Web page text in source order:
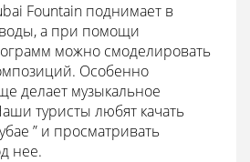
Fountain поднимает в
а при помощи
можно смоделировать
Особенно
делает музыкальное
туристы любят качать
” и просматривать
нее.